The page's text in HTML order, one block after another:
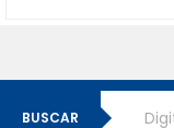
BUSCAR